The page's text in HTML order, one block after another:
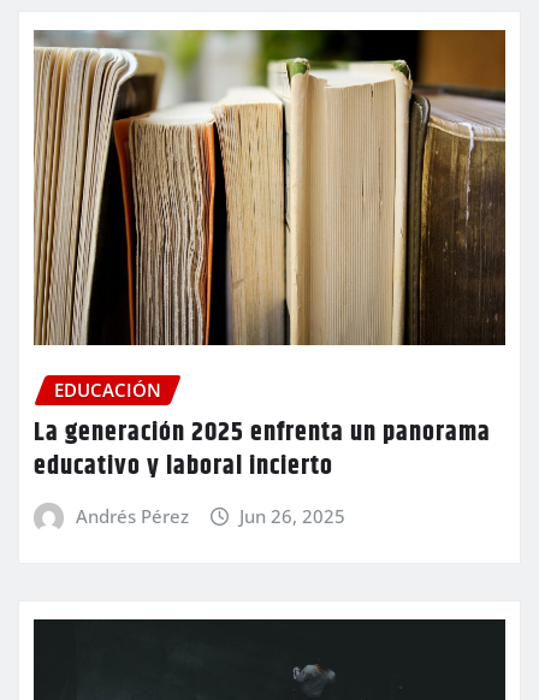
EDUCACIÓN
La generación 2025 enfrenta un panorama
educativo y laboral incierto
Andrés Pérez Jun 26, 2025